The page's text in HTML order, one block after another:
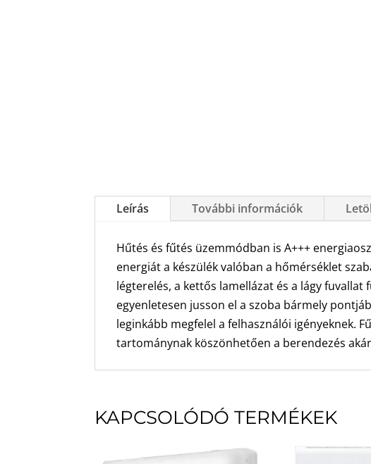
Leírás További információk
Hűtés és fűtés üzemmódban is A+++
energiát a készülék valóban a hőmérséklet
légterelés, a kettős lamellázat és a lágy
egyenletesen jusson el a szoba bármely
leginkább megfelel a felhasználói igényeknek.
tartománynak köszönhetően a berendezés
KAPCSOLÓDÓ TERMÉKEK